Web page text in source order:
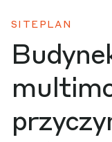
SITEPLAN